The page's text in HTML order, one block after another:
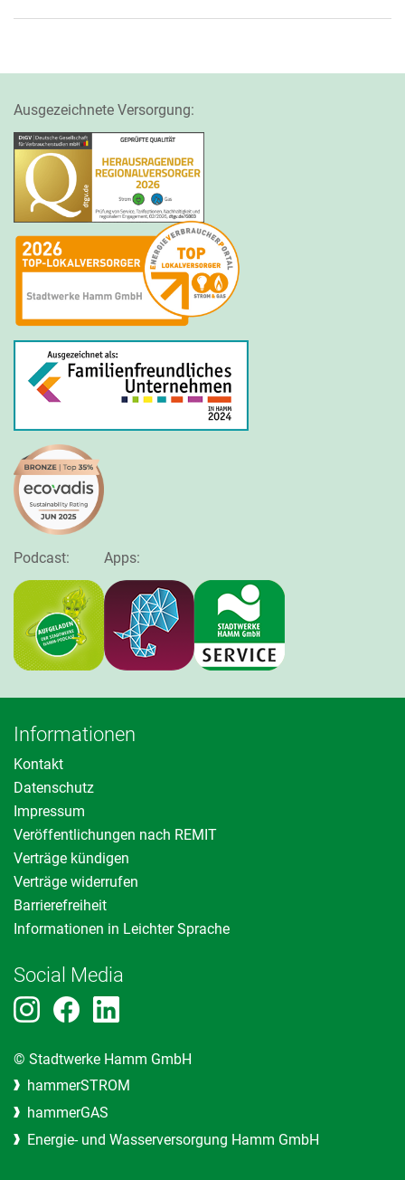
Ausgezeichnete Versorgung:
Podcast: Apps:
Informationen
Kontakt
Datenschutz
Impressum
Veröffentlichungen nach REMIT
Verträge kündigen
Verträge widerrufen
Barrierefreiheit
Informationen in Leichter Sprache
Social Media
© Stadtwerke Hamm GmbH
hammerSTROM
hammerGAS
Energie- und Wasserversorgung Hamm GmbH